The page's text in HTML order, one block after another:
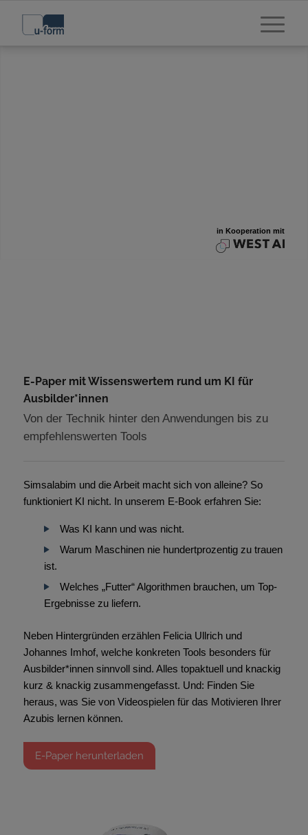
E-Paper mit Wissenswertem rund um KI für
Ausbilder*innen
Von der Technik hinter den Anwendungen bis zu
empfehlenswerten Tools
Simsalabim und die Arbeit macht sich von alleine? So
funktioniert KI nicht. In unserem E-Book erfahren Sie:
Was KI kann und was nicht.
Warum Maschinen nie hundertprozentig zu trauen
ist.
Welches „Futter“ Algorithmen brauchen, um Top-
Ergebnisse zu liefern.
Neben Hintergründen erzählen Felicia Ullrich und
Johannes Imhof, welche konkreten Tools besonders für
Ausbilder*innen sinnvoll sind. Alles topaktuell und knackig
kurz & knackig zusammengefasst. Und: Finden Sie
heraus, was Sie von Videospielen für das Motivieren Ihrer
Azubis lernen können.
E-Paper herunterladen